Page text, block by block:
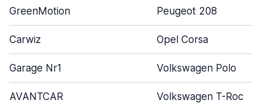
GreenMotion Peugeot 208
Carwiz Opel Corsa
Garage Nr1 Volkswagen Polo
AVANTCAR Volkswagen T-Roc